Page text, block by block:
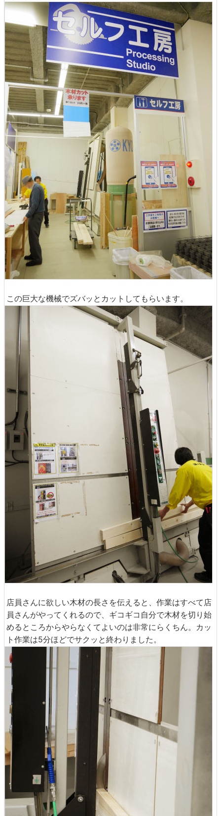
この巨大な機械でズバッとカットしてもらいます。
店員さんに欲しい木材の長さを伝えると、作業はすべて店
員さんがやってくれるので、ギコギコ自分で木材を切り始
めるところからやらなくてよいのは非常にらくちん。カッ
ト作業は5分ほどでサクッと終わりました。